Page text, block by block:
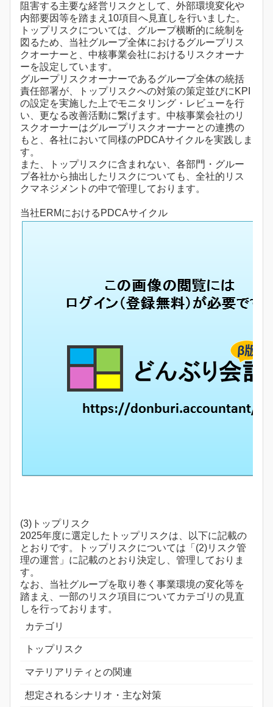
阻害する主要な経営リスクとして、外部環境変化や
内部要因等を踏まえ10項目へ見直しを行いました。
トップリスクについては、グループ横断的に統制を
図るため、当社グループ全体におけるグループリス
クオーナーと、中核事業会社におけるリスクオーナ
ーを設定しています。
グループリスクオーナーであるグループ全体の統括
責任部署が、トップリスクへの対策の策定並びにKPI
の設定を実施した上でモニタリング・レビューを行
い、更なる改善活動に繋げます。中核事業会社のリ
スクオーナーはグループリスクオーナーとの連携の
もと、各社において同様のPDCAサイクルを実践しま
す。
また、トップリスクに含まれない、各部門・グルー
プ各社から抽出したリスクについても、全社的リス
クマネジメントの中で管理しております。
当社ERMにおけるPDCAサイクル
(3)トップリスク
2025年度に選定したトップリスクは、以下に記載の
とおりです。トップリスクについては「(2)リスク管
理の運営」に記載のとおり決定し、管理しておりま
す。
なお、当社グループを取り巻く事業環境の変化等を
踏まえ、一部のリスク項目についてカテゴリの見直
しを行っております。
カテゴリ
トップリスク
マテリアリティとの関連
想定されるシナリオ・主な対策